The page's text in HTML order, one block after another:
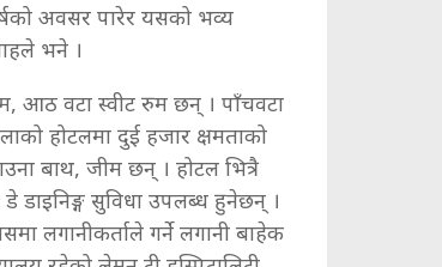
अवसर पारेर यसको भव्य
भने ।
आठ वटा स्वीट रुम छन् । पाँचवटा
होटलमा दुई हजार क्षमताको
बाथ, जीम छन् । होटल भित्रै
डाइनिङ्ग सुविधा उपलब्ध हुनेछन् ।
लगानीकर्ताले गर्ने लगानी बाहेक